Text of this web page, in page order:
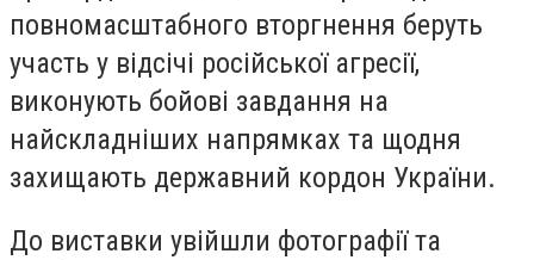
повномасштабного вторгнення беруть
участь у відсічі російської агресії,
виконують бойові завдання на
найскладніших напрямках та щодня
захищають державний кордон України.
До виставки увійшли фотографії та